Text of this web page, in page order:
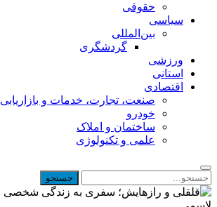
حقوقی
سیاسی
بین‌المللی
گردشگری
ورزشی
استانی
اقتصادی
صنعت، تجارت، خدمات و بازاریابی
خودرو
ساختمان و املاک
علمی و تکنولوژی